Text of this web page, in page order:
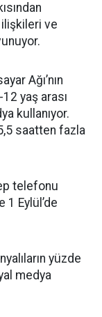
ilişkileri ve
Ağı’nın
yaş arası
kullanıyor.
saatten fazla
telefonu
1 Eylül’de
yüzde
medya